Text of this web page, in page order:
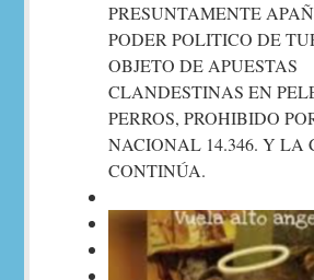
PRESUNTAMENTE
PODER POLITICO DE
OBJETO DE APUESTAS
CLANDESTINAS EN
PERROS, PROHIBIDO
NACIONAL 14.346. Y LA
CONTINÚA.